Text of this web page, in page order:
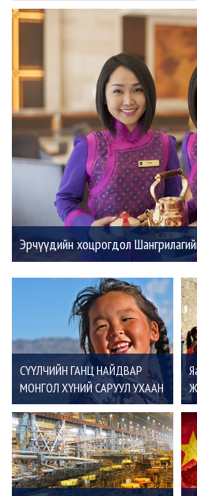
Эрчүүдийн хоцрогдол
СҮҮЛЧИЙН ГАНЦ НАЙДВАР
МОНГОЛ ХҮНИЙ САРУУЛ УХААН